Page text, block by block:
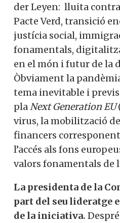
der Leyen: lluita
Pacte Verd, transició
justícia social,
fonamentals,
en el món i futur de la
Òbviament la
tema inevitable i
plaNext Generation EU
virus, la mobilització
financers
l’accés als fons
valors fonamentals de
La presidenta de la
part del seu lideratge
de la iniciativa.